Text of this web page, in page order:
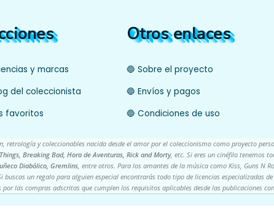
y marcas
del coleccionista
favoritos
Otros enlaces
🔵 Sobre el proyecto
🔵 Envíos y pagos
🔵 Condiciones de uso
retrología y coleccionables nacida desde el amor por el coleccionismo como proyecto
Breaking Bad, Hora de Aventuras, Rick and Morty, etc. Si eres un cinéfilo tenemos
Diabólico, Gremlins, entre otros. Para los amantes de la música como Kiss, Guns N
un regalo para alguien especial encontrarás todo tipo de licencias especializadas de
las compras adscritas que cumplen los requisitos aplicables desde las publicaciones